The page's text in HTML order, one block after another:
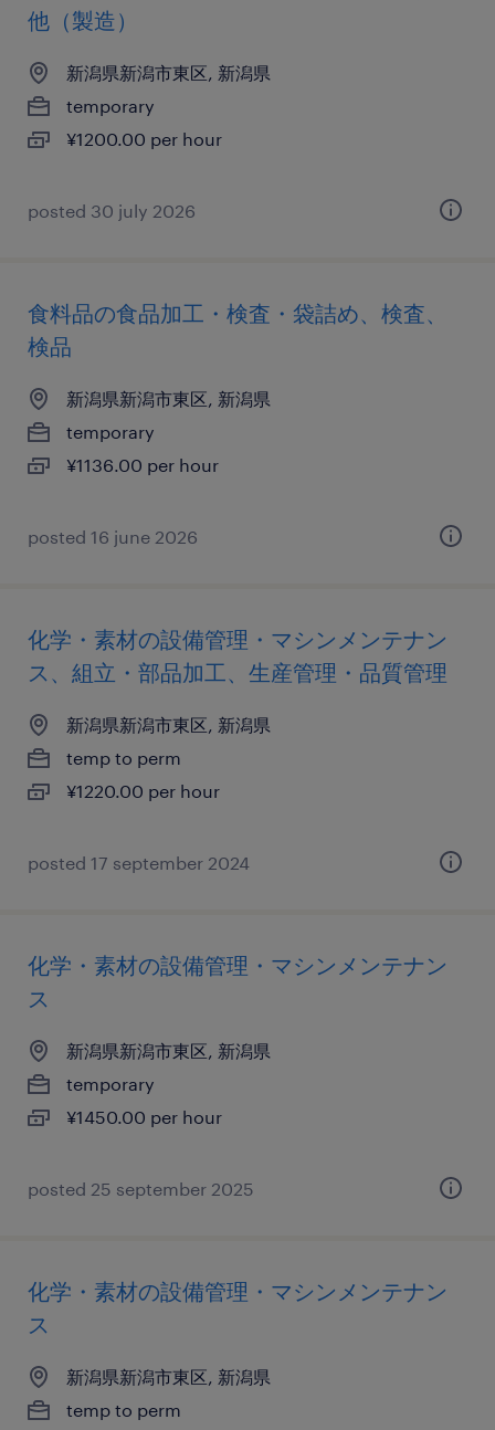
他（製造）
新潟県新潟市東区, 新潟県
temporary
¥1200.00 per hour
posted 30 july 2026
食料品の食品加工・検査・袋詰め、検査、
検品
新潟県新潟市東区, 新潟県
temporary
¥1136.00 per hour
posted 16 june 2026
化学・素材の設備管理・マシンメンテナン
ス、組立・部品加工、生産管理・品質管理
新潟県新潟市東区, 新潟県
temp to perm
¥1220.00 per hour
posted 17 september 2024
化学・素材の設備管理・マシンメンテナン
ス
新潟県新潟市東区, 新潟県
temporary
¥1450.00 per hour
posted 25 september 2025
化学・素材の設備管理・マシンメンテナン
ス
新潟県新潟市東区, 新潟県
temp to perm